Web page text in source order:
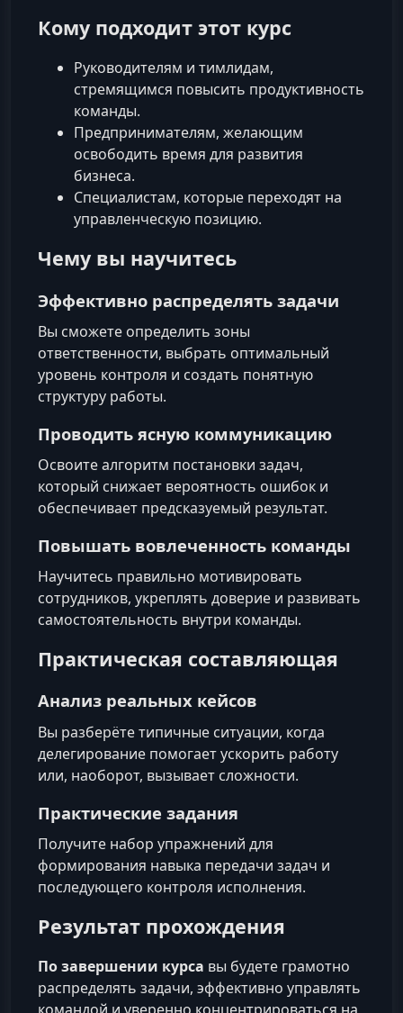
Кому подходит этот курс
Руководителям и тимлидам,
стремящимся повысить продуктивность
команды.
Предпринимателям, желающим
освободить время для развития
бизнеса.
Специалистам, которые переходят на
управленческую позицию.
Чему вы научитесь
Эффективно распределять задачи
Вы сможете определить зоны
ответственности, выбрать оптимальный
уровень контроля и создать понятную
структуру работы.
Проводить ясную коммуникацию
Освоите алгоритм постановки задач,
который снижает вероятность ошибок и
обеспечивает предсказуемый результат.
Повышать вовлеченность команды
Научитесь правильно мотивировать
сотрудников, укреплять доверие и развивать
самостоятельность внутри команды.
Практическая составляющая
Анализ реальных кейсов
Вы разберёте типичные ситуации, когда
делегирование помогает ускорить работу
или, наоборот, вызывает сложности.
Практические задания
Получите набор упражнений для
формирования навыка передачи задач и
последующего контроля исполнения.
Результат прохождения
По завершении курса вы будете грамотно
распределять задачи, эффективно управлять